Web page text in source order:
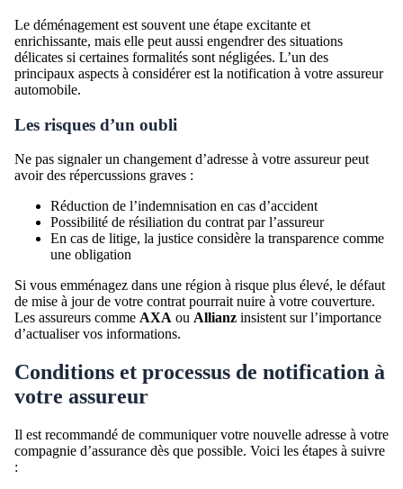
Le déménagement est souvent une étape excitante et
enrichissante, mais elle peut aussi engendrer des situations
délicates si certaines formalités sont négligées. L’un des
principaux aspects à considérer est la notification à votre assureur
automobile.
Les risques d’un oubli
Ne pas signaler un changement d’adresse à votre assureur peut
avoir des répercussions graves :
Réduction de l’indemnisation en cas d’accident
Possibilité de résiliation du contrat par l’assureur
En cas de litige, la justice considère la transparence comme
une obligation
Si vous emménagez dans une région à risque plus élevé, le défaut
de mise à jour de votre contrat pourrait nuire à votre couverture.
Les assureurs comme AXA ou Allianz insistent sur l’importance
d’actualiser vos informations.
Conditions et processus de notification à
votre assureur
Il est recommandé de communiquer votre nouvelle adresse à votre
compagnie d’assurance dès que possible. Voici les étapes à suivre
: